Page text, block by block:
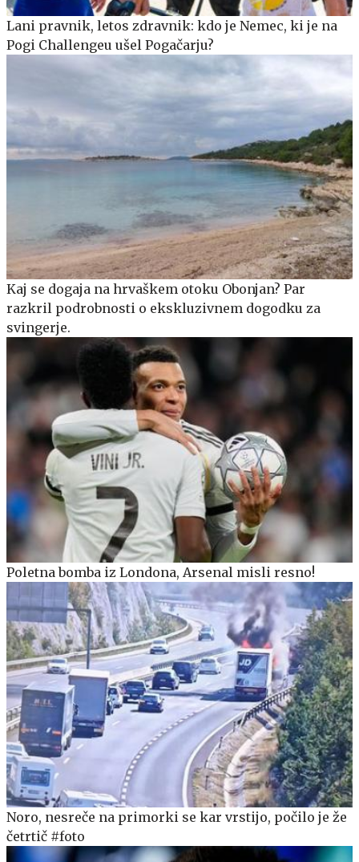
Lani pravnik, letos zdravnik: kdo je Nemec, ki je na
Pogi Challengeu ušel Pogačarju?
Kaj se dogaja na hrvaškem otoku Obonjan? Par
razkril podrobnosti o ekskluzivnem dogodku za
svingerje.
Poletna bomba iz Londona, Arsenal misli resno!
Noro, nesreče na primorki se kar vrstijo, počilo je že
četrtič #foto